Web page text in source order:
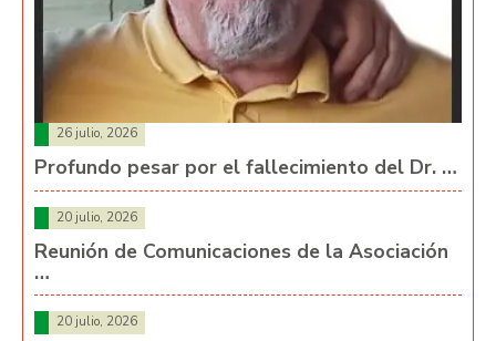
26 julio, 2026
Profundo pesar por el fallecimiento del Dr. …
20 julio, 2026
Reunión de Comunicaciones de la Asociación
…
20 julio, 2026